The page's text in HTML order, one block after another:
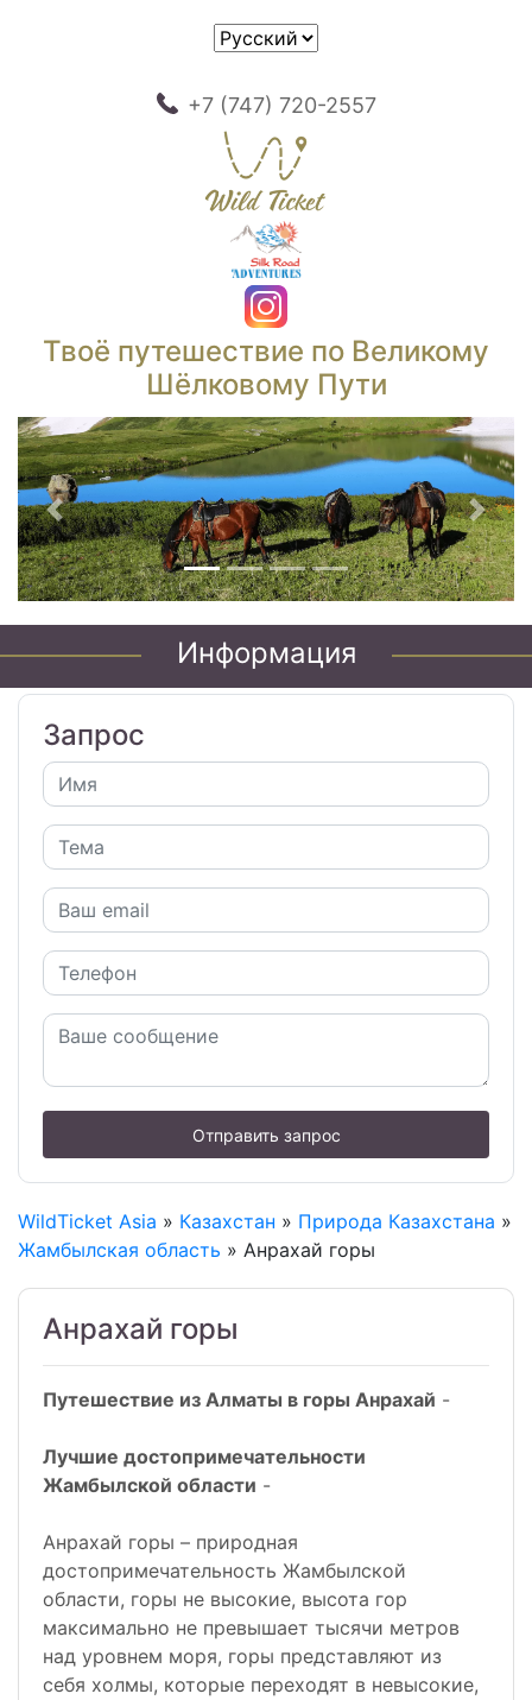
+7 (747) 720-2557
Твоё путешествие по Великому
Шёлковому Пути
Предыдущий
Информация
Запрос
Отправить запрос
WildTicket Asia » Казахстан » Природа Казахстана »
Жамбылская область » Анрахай горы
Анрахай горы
Путешествие из Алматы в горы Анрахай -
Лучшие достопримечательности
Жамбылской области -
Анрахай горы – природная
достопримечательность Жамбылской
области, горы не высокие, высота гор
максимально не превышает тысячи метров
над уровнем моря, горы представляют из
себя холмы, которые переходят в невысокие,